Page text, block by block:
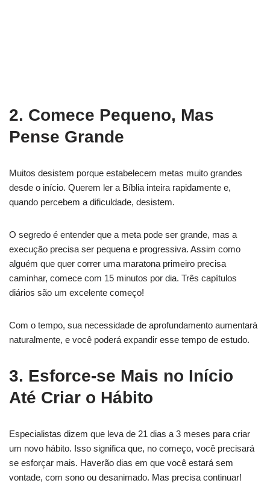
2. Comece Pequeno, Mas
Pense Grande
Muitos desistem porque estabelecem metas muito grandes
desde o início. Querem ler a Bíblia inteira rapidamente e,
quando percebem a dificuldade, desistem.
O segredo é entender que a meta pode ser grande, mas a
execução precisa ser pequena e progressiva. Assim como
alguém que quer correr uma maratona primeiro precisa
caminhar, comece com 15 minutos por dia. Três capítulos
diários são um excelente começo!
Com o tempo, sua necessidade de aprofundamento aumentará
naturalmente, e você poderá expandir esse tempo de estudo.
3. Esforce-se Mais no Início
Até Criar o Hábito
Especialistas dizem que leva de 21 dias a 3 meses para criar
um novo hábito. Isso significa que, no começo, você precisará
se esforçar mais. Haverão dias em que você estará sem
vontade, com sono ou desanimado. Mas precisa continuar!